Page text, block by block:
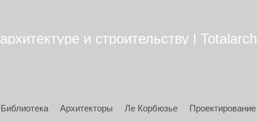
и строительству | Totalarch
Библиотека Архитекторы Ле Корбюзье Проектирование